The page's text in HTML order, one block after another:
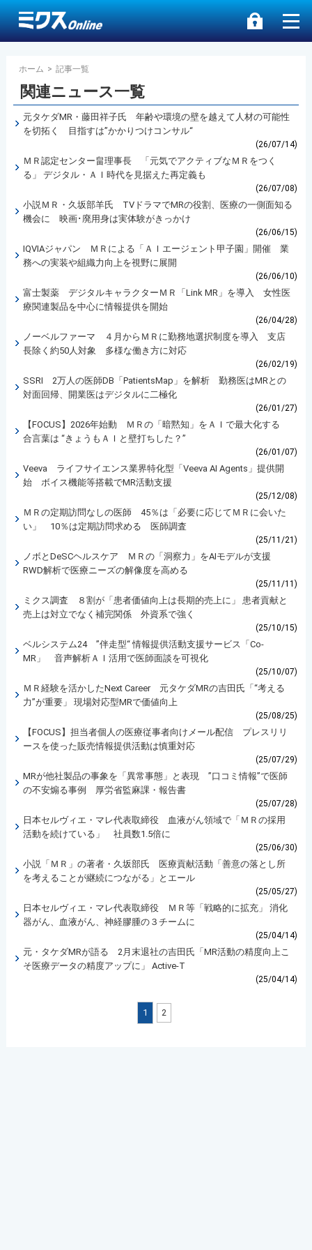
ホーム > 記事一覧
関連ニュース一覧
元タケダMR・藤田祥子氏 年齢や環境の壁を越えて人材の可能性
を切拓く 目指すは”かかりつけコンサル“
(26/07/14)
ＭＲ認定センター畠理事長 「元気でアクティブなＭＲをつく
る」 デジタル・ＡＩ時代を見据えた再定義も
(26/07/08)
小説ＭＲ・久坂部羊氏 TVドラマでMRの役割、医療の一側面知る
機会に 映画･廃用身は実体験がきっかけ
(26/06/15)
IQVIAジャパン ＭＲによる「ＡＩエージェント甲子園」開催 業
務への実装や組織力向上を視野に展開
(26/06/10)
富士製薬 デジタルキャラクターＭＲ「Link MR」を導入 女性医
療関連製品を中心に情報提供を開始
(26/04/28)
ノーベルファーマ ４月からＭＲに勤務地選択制度を導入 支店
長除く約50人対象 多様な働き方に対応
(26/02/19)
SSRI 2万人の医師DB「PatientsMap」を解析 勤務医はMRとの
対面回帰、開業医はデジタルに二極化
(26/01/27)
【FOCUS】2026年始動 ＭＲの「暗黙知」をＡＩで最大化する
合言葉は “きょうもＡＩと壁打ちした？”
(26/01/07)
Veeva ライフサイエンス業界特化型「Veeva AI Agents」提供開
始 ボイス機能等搭載でMR活動支援
(25/12/08)
ＭＲの定期訪問なしの医師 45％は「必要に応じてＭＲに会いた
い」 10％は定期訪問求める 医師調査
(25/11/21)
ノボとDeSCヘルスケア ＭＲの「洞察力」をAIモデルが支援
RWD解析で医療ニーズの解像度を高める
(25/11/11)
ミクス調査 ８割が「患者価値向上は長期的売上に」 患者貢献と
売上は対立でなく補完関係 外資系で強く
(25/10/15)
ベルシステム24 ”伴走型“ 情報提供活動支援サービス「Co-
MR」 音声解析ＡＩ活用で医師面談を可視化
(25/10/07)
ＭＲ経験を活かしたNext Career 元タケダMRの吉田氏「“考える
力”が重要」 現場対応型MRで価値向上
(25/08/25)
【FOCUS】担当者個人の医療従事者向けメール配信 プレスリリ
ースを使った販売情報提供活動は慎重対応
(25/07/29)
MRが他社製品の事象を「異常事態」と表現 ”口コミ情報”で医師
の不安煽る事例 厚労省監麻課・報告書
(25/07/28)
日本セルヴィエ・マレ代表取締役 血液がん領域で「ＭＲの採用
活動を続けている」 社員数1.5倍に
(25/06/30)
小説「ＭＲ」の著者・久坂部氏 医療貢献活動「善意の落とし所
を考えることが継続につながる」とエール
(25/05/27)
日本セルヴィエ・マレ代表取締役 ＭＲ等「戦略的に拡充」 消化
器がん、血液がん、神経膠腫の３チームに
(25/04/14)
元・タケダMRが語る 2月末退社の吉田氏「MR活動の精度向上こ
そ医療データの精度アップに」 Active-T
(25/04/14)
1 2